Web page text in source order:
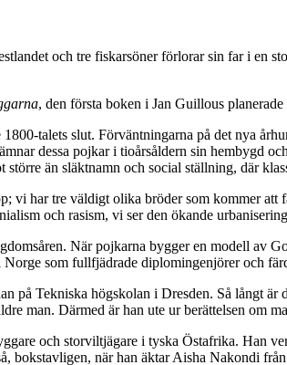
och tre fiskarsöner förlorar sin far i en
, den första boken i Jan Guillous
talets slut. Förväntningarna på det nya
dessa pojkar i tioårsåldern sin hembygd
större än släktnamn och social ställning, där
vi har tre väldigt olika bröder som kommer
och rasism, vi ser den ökande
När pojkarna bygger en modell av
som fullfjädrade diplomingenjörer och
på Tekniska högskolan i Dresden. Så långt
man. Därmed är han ute ur berättelsen om
och storviltjägare i tyska Östafrika. Han
bokstavligen, när han äktar Aisha Nakondi